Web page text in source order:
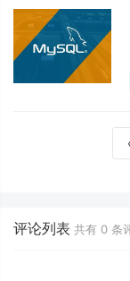
评论列表 共有 0 条